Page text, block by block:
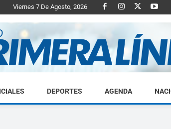
Viernes 7 De Agosto, 2026
Diario
DEPORTES AGENDA